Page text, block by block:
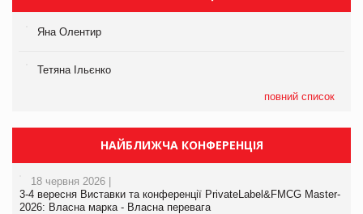
Яна Олентир
Тетяна Ільєнко
повний список
НАЙБЛИЖЧА КОНФЕРЕНЦІЯ
18 червня 2026 |
3-4 вересня Виставки та конференції PrivateLabel&FMCG Master-
2026: Власна марка - Власна перевага